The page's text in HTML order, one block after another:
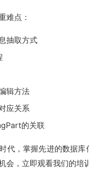
难点：
抽取方式
辑方法
应关系
的关联
代，掌握先进的数据
会，立即观看我们的培